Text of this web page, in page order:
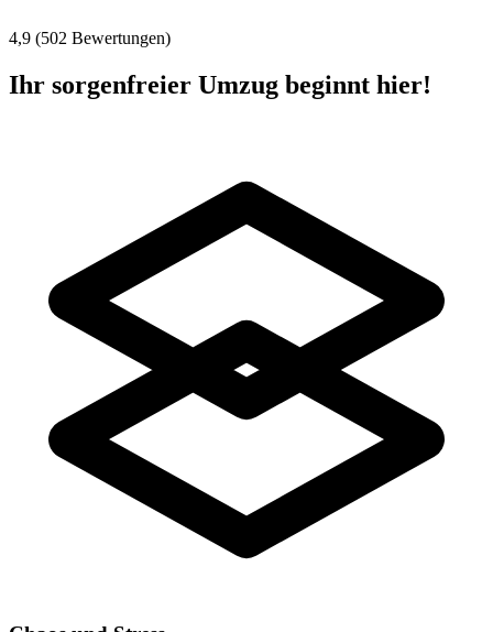
4,9 (502 Bewertungen)
Ihr sorgenfreier Umzug beginnt hier!